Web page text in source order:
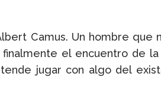
Camus. Un hombre
el encuentro de
jugar con algo del